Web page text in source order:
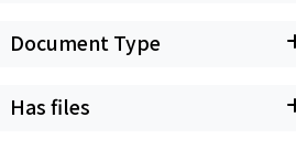
Document Type
Has files